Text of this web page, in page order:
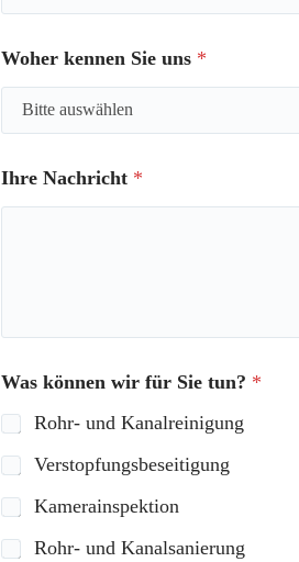
Woher kennen Sie uns *
Ihre Nachricht *
Was können wir für Sie tun? *
Rohr- und Kanalreinigung
Verstopfungsbeseitigung
Kamerainspektion
Rohr- und Kanalsanierung